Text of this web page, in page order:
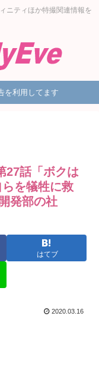
ニティほか特撮関連情報を
を利用してます
27話「ボクは
を犠牲に救
発部の社
はてブ
2020.03.16